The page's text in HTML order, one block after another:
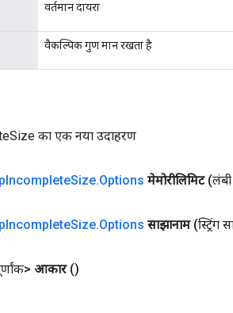
वर्तमान दायरा
वैकल्पिक गुण मान रखता है
का एक नया उदाहरण
IncompleteSize.Options मेमोरीलिमिट (लंबी
IncompleteSize.Options साझानाम (स्ट्रिंग
आकार ()